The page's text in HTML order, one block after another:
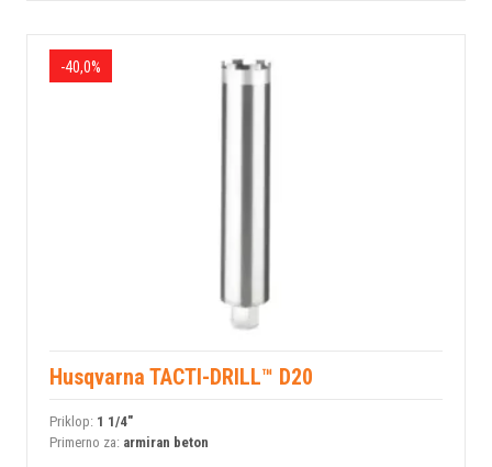
-40,0%
Husqvarna TACTI-DRILL™ D20
Priklop: 1 1/4"
Primerno za: armiran beton